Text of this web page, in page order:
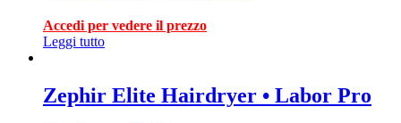
Accedi per vedere il prezzo
Leggi tutto
Zephir Elite Hairdryer • Labor Pro